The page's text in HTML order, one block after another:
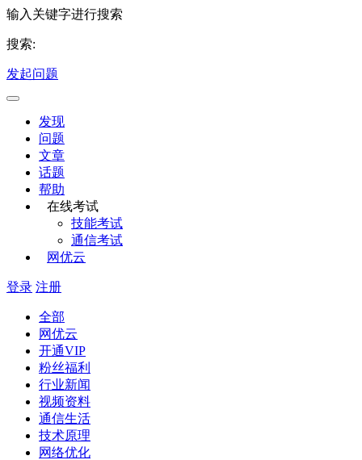
输入关键字进行搜索
搜索:
发起问题
发现
问题
文章
话题
帮助
在线考试
技能考试
通信考试
网优云
登录 注册
全部
网优云
开通VIP
粉丝福利
行业新闻
视频资料
通信生活
技术原理
网络优化